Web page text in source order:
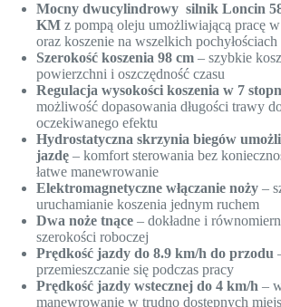
Mocny dwucylindrowy silnik Loncin
KM z pompą oleju umożliwiającą pracę
oraz koszenie na wszelkich pochyłościach
Szerokość koszenia 98 cm – szybkie
powierzchni i oszczędność czasu
Regulacja wysokości koszenia w 7
możliwość dopasowania długości trawy
oczekiwanego efektu
Hydrostatyczna skrzynia biegów
jazdę – komfort sterowania bez
łatwe manewrowanie
Elektromagnetyczne włączanie noży –
uruchamianie koszenia jednym ruchem
Dwa noże tnące – dokładne i
szerokości roboczej
Prędkość jazdy do 8.9 km/h do przodu
przemieszczanie się podczas pracy
Prędkość jazdy wstecznej do 4 km/h –
manewrowanie w trudno dostępnych